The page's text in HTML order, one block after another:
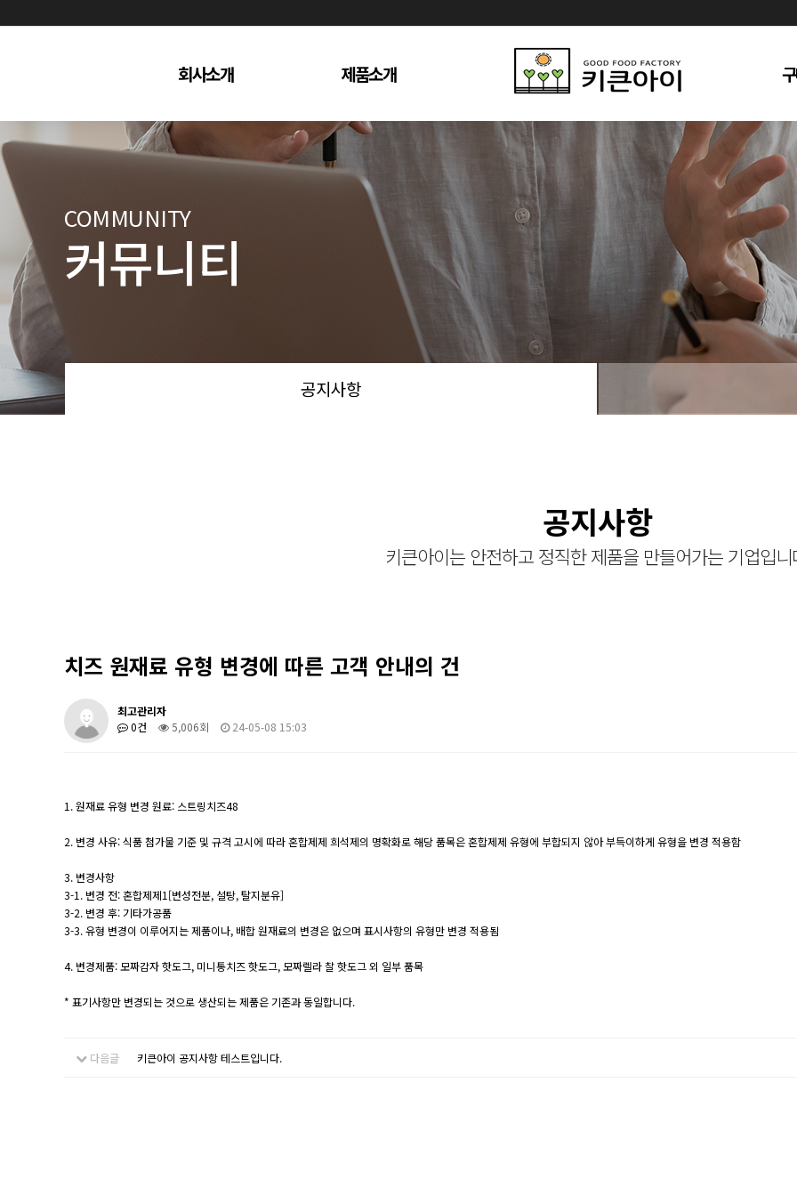
회사소개
협력사(partners)
오시는 길
제품소개
제품(OEM)
제품(수출)
제품(키큰아이)
담
COMMUNITY
커뮤니티
공지사항
공지사항
키큰아이는 안전하고 정직한 제품을 만들어가는 기업입니
치즈 원재료 유형 변경에 따른 고객 안내의 건
최고관리자
0건
5,006회 24-05-08 15:03
1. 원재료 유형 변경 원료: 스트링치즈48
2. 변경 사유: 식품 첨가물 기준 및 규격 고시에 따라 혼합제제 희석제의 명확화로 해당 품목은 혼합제제 유형에 부합되지 않아 부득이하게 유형을 변경 적용함
3. 변경사항
3-1. 변경 전: 혼합제제1[변성전분, 설탕, 탈지분유]
3-2. 변경 후: 기타가공품
3-3. 유형 변경이 이루어지는 제품이나, 배합 원재료의 변경은 없으며 표시사항의 유형만 변경 적용됨
4. 변경제품: 모짜감자 핫도그, 미니통치즈 핫도그, 모짜렐라 찰 핫도그 외 일부 품목
* 표기사항만 변경되는 것으로 생산되는 제품은 기존과 동일합니다.
다음글 키큰아이 공지사항 테스트입니다.